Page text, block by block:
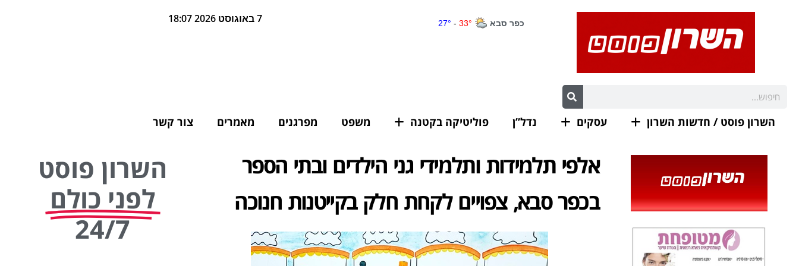
7 באוגוסט 2026 18:07
השרון פוסט / חדשות השרון עסקים נדל”ן פוליטיקה בקטנה משפט מפרגנים מאמרים צור קשר
אלפי תלמידות ותלמידי גני הילדים ובתי הספר
בכפר סבא, צפויים לקחת חלק בקייטנות חנוכה
השרון פוסט
לפני כולם
24/7